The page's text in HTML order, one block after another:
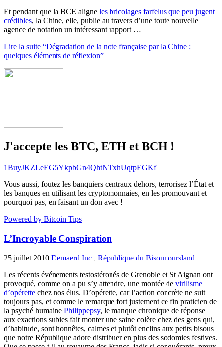
Et pendant que la BCE aligne les bricolages farfelus que peu jugent
crédibles, la Chine, elle, publie au travers d’une toute nouvelle
agence de notation un intéressant rapport …
Lire la suite “Dégradation de la note française par la Chine :
quelques éléments de réflexion”
J'accepte les BTC, ETH et BCH !
1BuyJKZLeEG5YkpbGn4QhtNTxhUqtpEGKf
Vous aussi, foutez les banquiers centraux dehors, terrorisez l’État et
les banques en utilisant les cryptomonnaies, en les promouvant et
pourquoi pas, en faisant un don avec !
Powered by Bitcoin Tips
L’Incroyable Conspiration
25 juillet 2010 Demaerd Inc., République du Bisounoursland
Les récents événements testostéronés de Grenoble et St Aignan ont
provoqué, comme on a pu s’y attendre, une montée de virilisme
d’opérette chez nos élus. D’opérette, car l’action concrète ne suit
toujours pas, et comme le remarque fort justement ce fin praticien de
la psyché humaine Philippepsy, le manque chronique de réponse
aux exactions subies fait monter une saine colère chez des gens qui,
d’habitude, sont honnêtes, calmes et plutôt enclins aux petits bisous
que notre République adore distribuer en plus des sodomies festives.